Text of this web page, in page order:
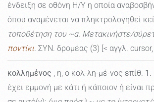
ένδειξη σε οθόνη Η/Υ η οποία
όπου αναμένεται να πληκτρολογηθεί
τοποθέτηση του ~α. Μετακινήστε/
ποντίκι. ΣΥΝ. δρομέας (3) [< αγγλ. cursor,
κολλημένος , η, ο κολ-λη-μέ-νος επίθ. 1.
έχει εμμονή με κάτι ή κάποιον ή είναι